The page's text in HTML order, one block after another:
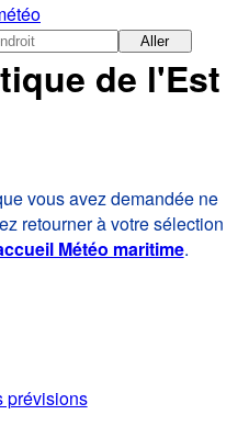
Aller
de l'Est
vous avez demandée ne
retourner à votre sélection
Météo maritime.
prévisions